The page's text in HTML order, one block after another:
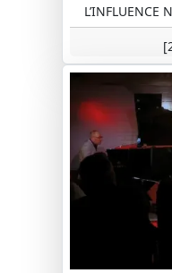
L’INFLUENCE
tout va, tout
prendre, et